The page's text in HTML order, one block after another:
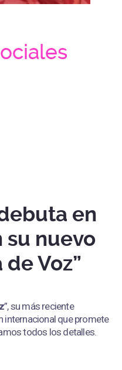
en
su nuevo
Voz”
”, su más reciente
internacional que promete
todos los detalles.